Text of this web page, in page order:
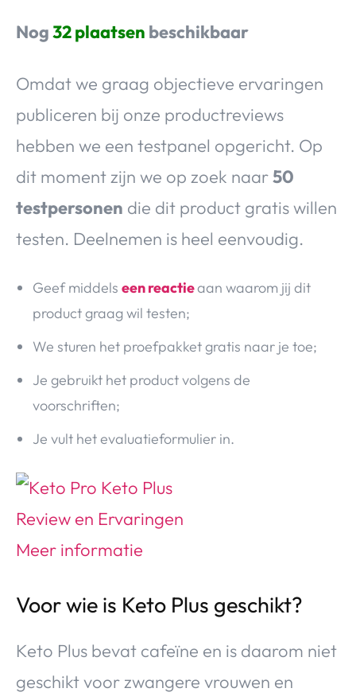
Nog32 plaatsen beschikbaar
Omdat we graag objectieve ervaringen
publiceren bij onze productreviews
hebben we een testpanel opgericht. Op
dit moment zijn we op zoek naar50
testpersonen die dit product gratis willen
testen. Deelnemen is heel eenvoudig.
Geef middels een reactieaan waarom jij dit
product graag wil testen;
We sturen het proefpakket gratis naar je toe;
Je gebruikt het product volgens de
voorschriften;
Je vult het evaluatieformulier in.
Voor wie is Keto Plus geschikt?
Keto Plus bevat cafeïne en is daarom niet
geschikt voor zwangere vrouwen en